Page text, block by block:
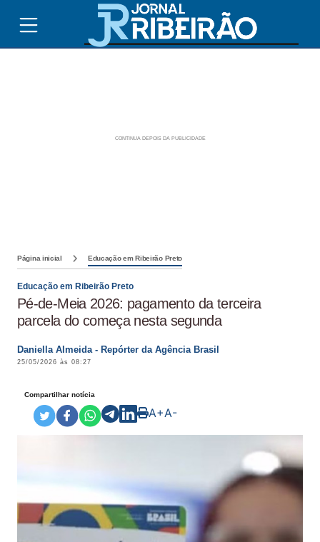
Página inicial Educação em Ribeirão Preto
Educação em Ribeirão Preto
Pé-de-Meia 2026: pagamento da terceira
parcela do começa nesta segunda
Daniella Almeida - Repórter da Agência Brasil
25/05/2026 às 08:27
Compartilhar notícia
A+A-